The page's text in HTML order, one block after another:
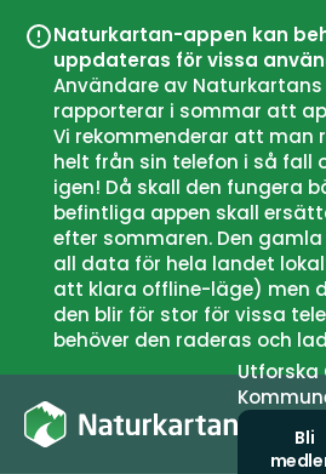
Naturkartan-appen kan
uppdateras för vissa
Användare av
rapporterar i sommar att
Vi rekommenderar att man
helt från sin telefon i så fall
igen! Då skall den fungera
befintliga appen skall
efter sommaren. Den
all data för hela landet
att klara offline-läge) men
den blir för stor för vissa
behöver den raderas och
Utforska
Bli